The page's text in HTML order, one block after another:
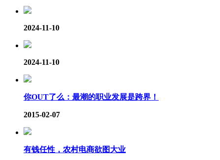
2024-11-10
2024-11-10
你OUT了么：最潮的职业发展是跨界！
2015-02-07
有钱任性，农村电商欲图大业